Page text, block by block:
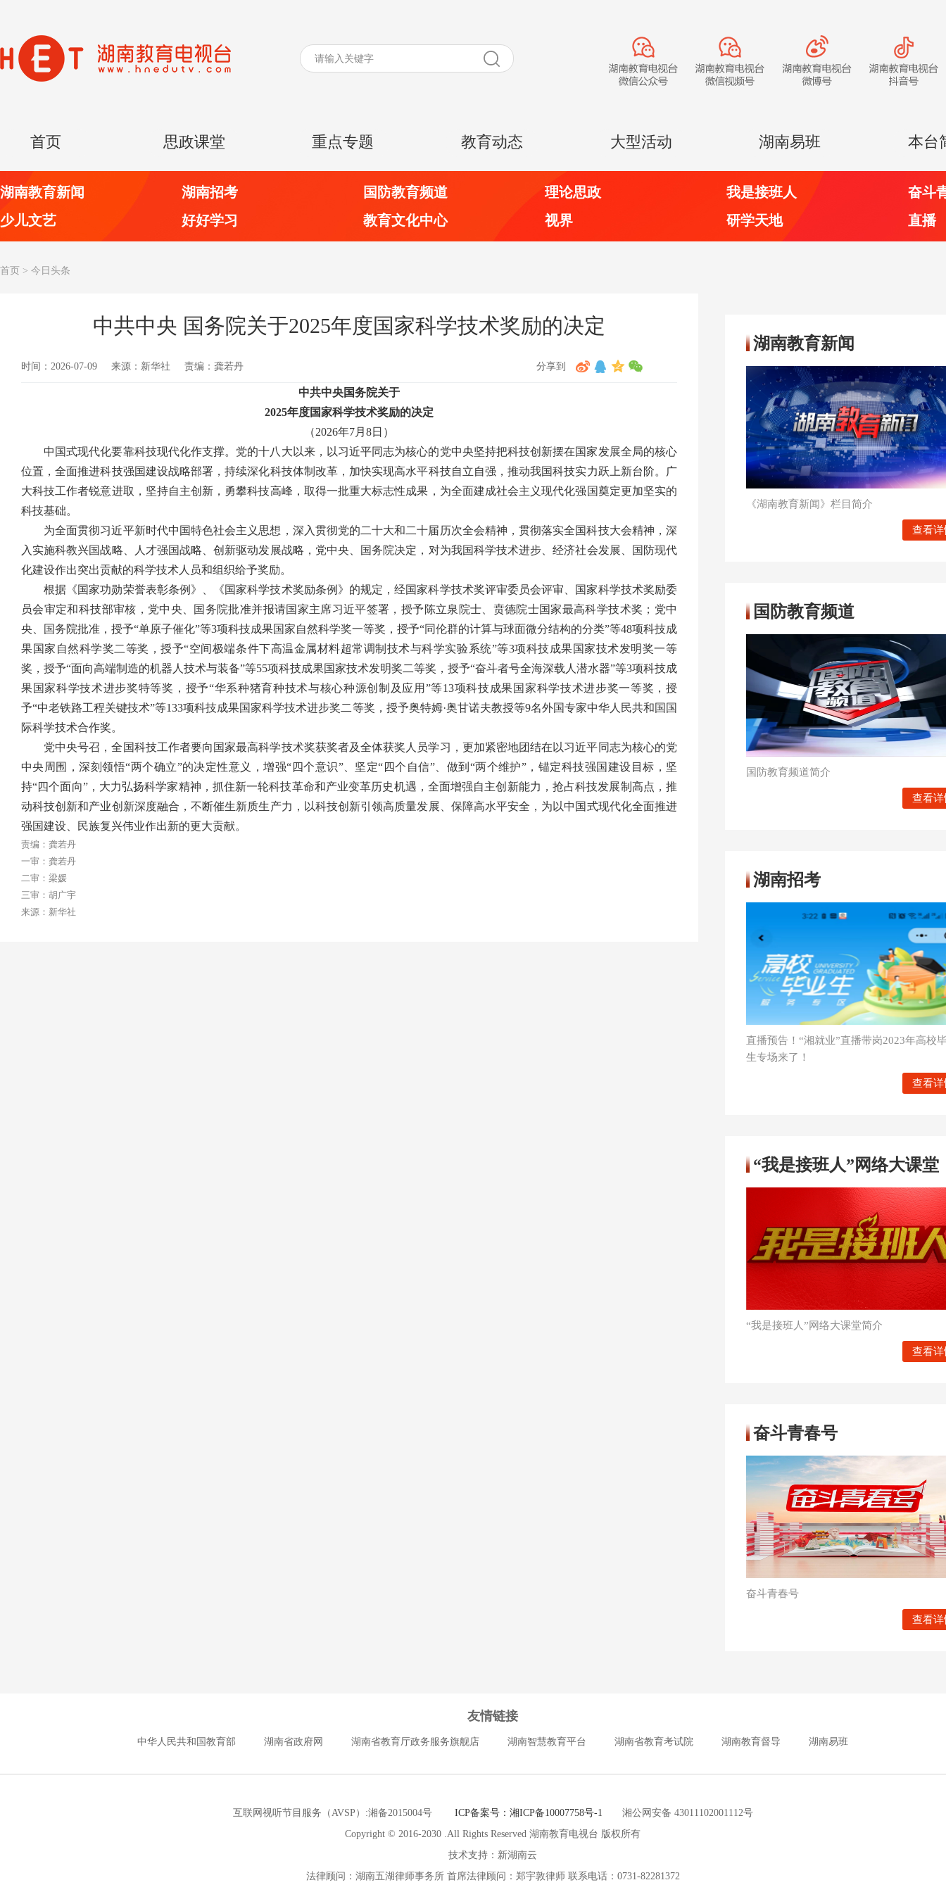
首页 思政课堂 重点专题 教育动态 大型活动 湖南易班 本台
湖南教育新闻 湖南招考 国防教育频道 理论思政 我是接班人
奋斗
少儿文艺
好好学习 教育文化中心 视界 研学天地 直播
首页 > 今日头条
中共中央 国务院关于2025年度国家科学技术奖励的决定
时间：2026-07-09 来源：新华社 责编：龚若丹 分享到
中共中央国务院关于
2025年度国家科学技术奖励的决定
（2026年7月8日）
中国式现代化要靠科技现代化作支撑。党的十八大以来，以习近平同志为核心的党中央坚持把科技创新摆在国家发展全局的核心
位置，全面推进科技强国建设战略部署，持续深化科技体制改革，加快实现高水平科技自立自强，推动我国科技实力跃上新台阶。广
大科技工作者锐意进取，坚持自主创新，勇攀科技高峰，取得一批重大标志性成果，为全面建成社会主义现代化强国奠定更加坚实的
科技基础。
为全面贯彻习近平新时代中国特色社会主义思想，深入贯彻党的二十大和二十届历次全会精神，贯彻落实全国科技大会精神，深
入实施科教兴国战略、人才强国战略、创新驱动发展战略，党中央、国务院决定，对为我国科学技术进步、经济社会发展、国防现代
化建设作出突出贡献的科学技术人员和组织给予奖励。
根据《国家功勋荣誉表彰条例》、《国家科学技术奖励条例》的规定，经国家科学技术奖评审委员会评审、国家科学技术奖励委
员会审定和科技部审核，党中央、国务院批准并报请国家主席习近平签署，授予陈立泉院士、贲德院士国家最高科学技术奖；党中
央、国务院批准，授予“单原子催化”等3项科技成果国家自然科学奖一等奖，授予“同伦群的计算与球面微分结构的分类”等48项科技成
果国家自然科学奖二等奖，授予“空间极端条件下高温金属材料超常调制技术与科学实验系统”等3项科技成果国家技术发明奖一等
奖，授予“面向高端制造的机器人技术与装备”等55项科技成果国家技术发明奖二等奖，授予“奋斗者号全海深载人潜水器”等3项科技成
果国家科学技术进步奖特等奖，授予“华系种猪育种技术与核心种源创制及应用”等13项科技成果国家科学技术进步奖一等奖，授
予“中老铁路工程关键技术”等133项科技成果国家科学技术进步奖二等奖，授予奥特姆·奥甘诺夫教授等9名外国专家中华人民共和国国
际科学技术合作奖。
党中央号召，全国科技工作者要向国家最高科学技术奖获奖者及全体获奖人员学习，更加紧密地团结在以习近平同志为核心的党
中央周围，深刻领悟“两个确立”的决定性意义，增强“四个意识”、坚定“四个自信”、做到“两个维护”，锚定科技强国建设目标，坚
持“四个面向”，大力弘扬科学家精神，抓住新一轮科技革命和产业变革历史机遇，全面增强自主创新能力，抢占科技发展制高点，推
动科技创新和产业创新深度融合，不断催生新质生产力，以科技创新引领高质量发展、保障高水平安全，为以中国式现代化全面推进
强国建设、民族复兴伟业作出新的更大贡献。
责编：龚若丹
一审：龚若丹
二审：梁媛
三审：胡广宇
来源：新华社
湖南教育新闻
《湖南教育新闻》栏目简介
查看详
国防教育频道
国防教育频道简介
查看详
湖南招考
直播预告！“湘就业”直播带岗2023年高校
生专场来了！
查看详
“我是接班人”网络大课堂
“我是接班人”网络大课堂简介
查看详
奋斗青春号
奋斗青春号
查看详
友情链接
中华人民共和国教育部 湖南省政府网 湖南省教育厅政务服务旗舰店 湖南智慧教育平台 湖南省教育考试院 湖南教育督导 湖南易班
互联网视听节目服务（AVSP）:湘备2015004号 ICP备案号：湘ICP备10007758号-1 湘公网安备 43011102001112号
Copyright © 2016-2030 .All Rights Reserved 湖南教育电视台 版权所有
技术支持：新湖南云
法律顾问：湖南五湖律师事务所 首席法律顾问：郑宇敦律师 联系电话：0731-82281372